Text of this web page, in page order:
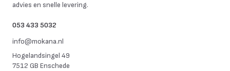
advies en snelle levering.
053 433 5032
info@mokana.nl
Hogelandsingel 49
7512 GB Enschede